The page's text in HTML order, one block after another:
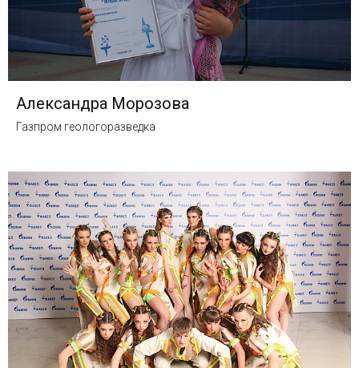
Александра Морозова
Газпром геологоразведка